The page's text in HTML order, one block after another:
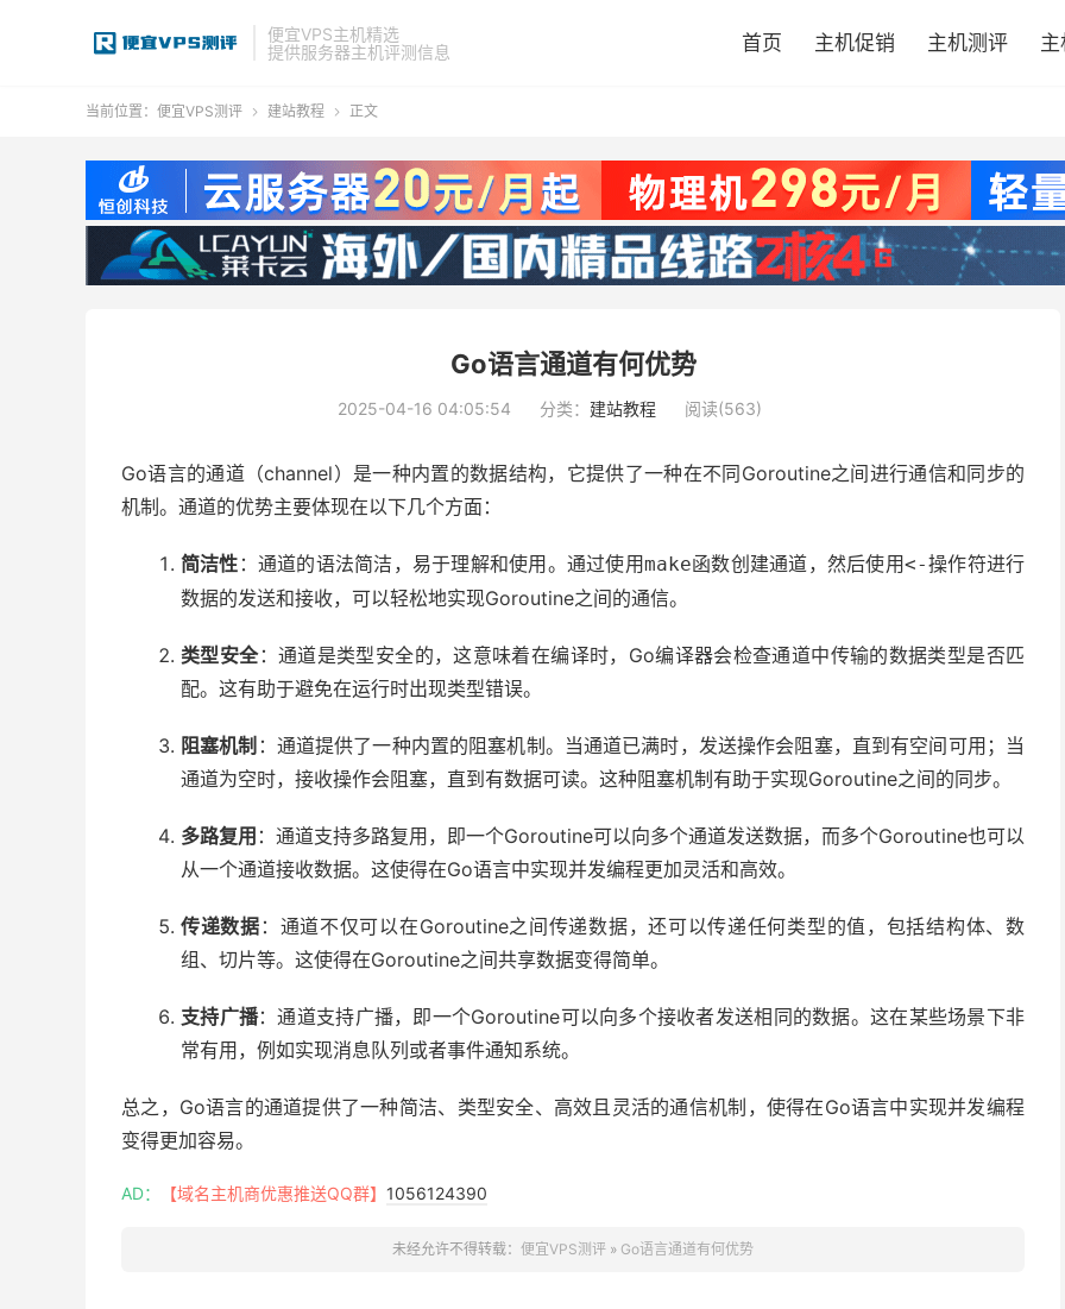
便宜VPS主机精选
提供服务器主机评测信息
首页 主机促销 主机测评
当前位置： 便宜VPS测评  建站教程  正文
Go语言通道有何优势
2025-04-16 04:05:54 分类： 建站教程 阅读(563)
Go语言的通道（channel）是一种内置的数据结构，它提供了一种在不同Goroutine之间进行通信和同步的
机制。通道的优势主要体现在以下几个方面：
简洁性 ：通道的语法简洁，易于理解和使用。通过使用make函数创建通道，然后使用<-操作符进行
数据的发送和接收，可以轻松地实现Goroutine之间的通信。
类型安全：通道是类型安全的，这意味着在编译时，Go编译器会检查通道中传输的数据类型是否匹
配。这有助于避免在运行时出现类型错误。
阻塞机制 ：通道提供了一种内置的阻塞机制。当通道已满时，发送操作会阻塞，直到有空间可用；当
通道为空时，接收操作会阻塞，直到有数据可读。这种阻塞机制有助于实现Goroutine之间的同步。
多路复用 ：通道支持多路复用，即一个Goroutine可以向多个通道发送数据，而多个Goroutine也可以
从一个通道接收数据。这使得在Go语言中实现并发编程更加灵活和高效。
传递数据 ：通道不仅可以在Goroutine之间传递数据，还可以传递任何类型的值，包括结构体、数
组、切片等。这使得在Goroutine之间共享数据变得简单。
支持广播：通道支持广播，即一个Goroutine可以向多个接收者发送相同的数据。这在某些场景下非
常有用，例如实现消息队列或者事件通知系统。
总之，Go语言的通道提供了一种简洁、类型安全、高效且灵活的通信机制，使得在Go语言中实现并发编程
变得更加容易。
AD： 【域名主机商优惠推送QQ群】 1056124390
未经允许不得转载： 便宜VPS测评 » Go语言通道有何优势